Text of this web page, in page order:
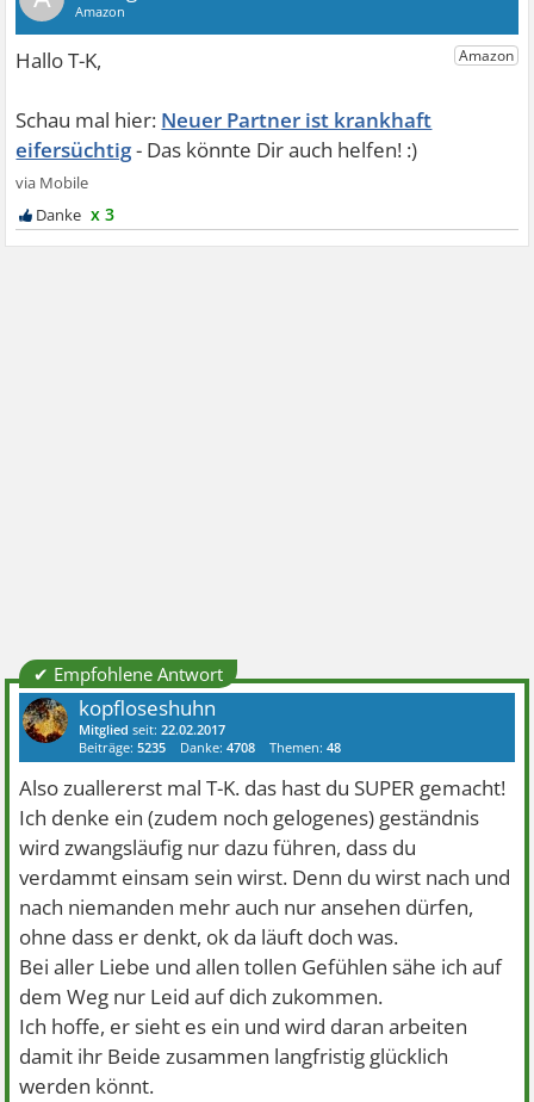
Neuer Partner ist krankhaft
eifersüchtig
x 3
✔ Empfohlene Antwort
kopfloseshuhn
Mitglied seit:22.02.2017
Beiträge:5235 Danke:4708 Themen:48
Also zuallererst mal T-K. das hast du SUPER gemacht!
Ich denke ein (zudem noch gelogenes) geständnis
wird zwangsläufig nur dazu führen, dass du
verdammt einsam sein wirst. Denn du wirst nach und
nach niemanden mehr auch nur ansehen dürfen,
ohne dass er denkt, ok da läuft doch was.
Bei aller Liebe und allen tollen Gefühlen sähe ich auf
dem Weg nur Leid auf dich zukommen.
Ich hoffe, er sieht es ein und wird daran arbeiten
damit ihr Beide zusammen langfristig glücklich
werden könnt.